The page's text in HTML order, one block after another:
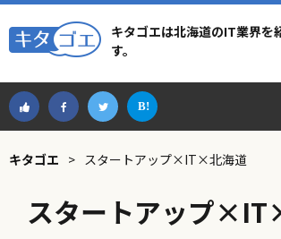
キタゴエは北海道のIT業界を
す。
キタゴエ > スタートアップ×IT×北海道
スタートアップ